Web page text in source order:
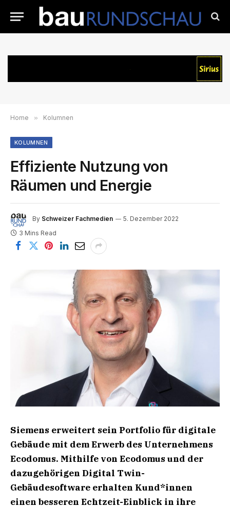
Home » Kolumnen
KOLUMNEN
Effiziente Nutzung von
Räumen und Energie
By Schweizer Fachmedien
5. Dezember 2022
3 Mins Read
Siemens erweitert sein Portfolio für digitale
Gebäude mit dem Erwerb des Unternehmens
Ecodomus. Mithilfe von Ecodomus und der
dazugehörigen Digital Twin-
Gebäudesoftware erhalten Kund*innen
einen besseren Echtzeit-Einblick in ihre